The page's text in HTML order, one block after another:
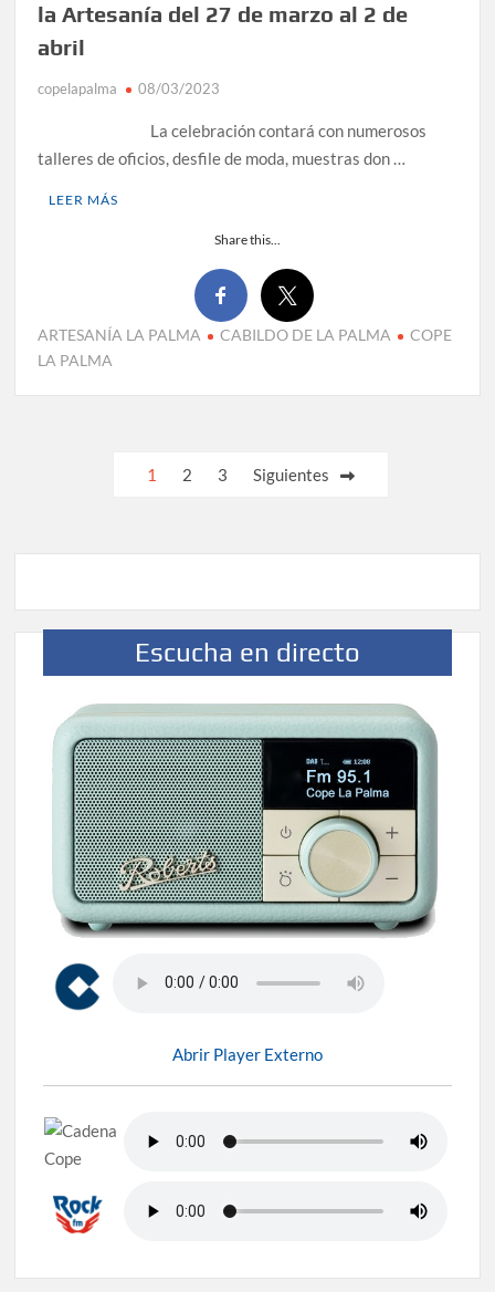
la Artesanía del 27 de marzo al 2 de
abril
copelapalma 08/03/2023
La celebración contará con numerosos
talleres de oficios, desfile de moda, muestras don …
LEER MÁS
Share this...
ARTESANÍA LA PALMA CABILDO DE LA PALMA
COPE
LA PALMA
Paginación
1 2 3 Siguientes
Escucha en directo
Abrir Player Externo